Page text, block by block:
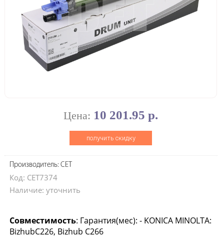
Цена: 10 201.95 р.
получить скидку
Производитель: CET
Код: CET7374
Наличие: уточнить
Совместимость: Гарантия(мес): - KONICA MINOLTA:
BizhubC226, Bizhub C266